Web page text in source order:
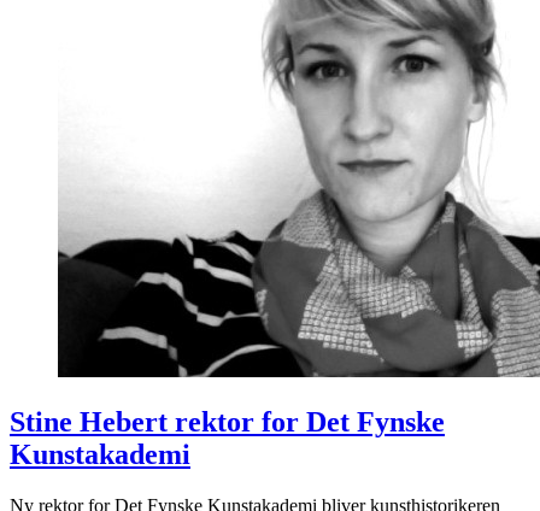
Stine Hebert rektor for Det Fynske
Kunstakademi
Ny rektor for Det Fynske Kunstakademi bliver kunsthistorikeren